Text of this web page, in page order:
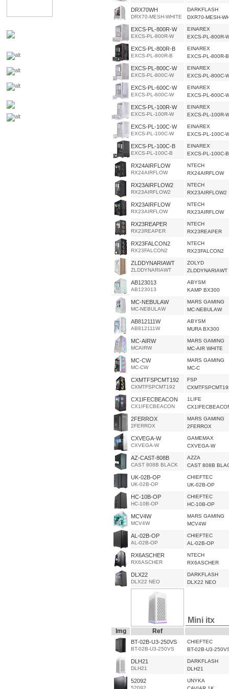
DRX70WH
DRX70-MESH-WHITE
DARKFLASH
DXR70-MESH-
EXCS-PL-800R-W
EXCS-PL-800R-W
EINAREX
EXCS-PL-800R-
EXCS-PL-800R-B
EXCS-PL-800R-B
EINAREX
EXCS-PL-800R-B
EXCS-PL-800C-W
EXCS-PL-800C-W
EINAREX
EXCS-PL-800C-
EXCS-PL-600C-W
EXCS-PL-600C-W
EINAREX
EXCS-PL-600C-
EXCS-PL-100R-W
EXCS-PL-100R-W
EINAREX
EXCS-PL-100R-
EXCS-PL-100C-W
EXCS-PL-100C-W
EINAREX
EXCS-PL-100C-
EXCS-PL-100C-B
EXCS-PL-100C-B
EINAREX
EXCS-PL-100C-B
RX24AIRFLOW
RX24AIRFLOW
NTECH
RX24AIRFLOW
RX23AIRFLOW2
RX23AIRFLOW2
NTECH
RX23AIRFLOW2
RX23AIRFLOW
RX23AIRFLOW
NTECH
RX23AIRFLOW
RX23REAPER
RX23REAPER
NTECH
RX23REAPER
RX23FALCON2
RX23FALCON2
NTECH
RX23FALCON2
ZLDDYNARIAWT
ZLDDYNARIAWT
ZOLYD
ZLDDYNARIAWT
AB123013
AB123013
ABYSM
KAMP BX300
MC-NEBULAW
MC-NEBULAW
MARS GAMING
MC-NEBULAW
AB812111W
AB812111W
ABYSM
MURA BX300
MC-AIRW
MCAIRW
MARS GAMING
MC-AIR WHITE
MC-CW
MC-CW
MARS GAMING
MC-C
CXMTFSPCMT192
CXMTFSPCMT192
FSP
CX1IFECBEACON
CX1IFECBEACON
1LIFE
2FERROX
2FERROX
MARS GAMING
2FERROX
CXVEGA-W
CXVEGA-W
GAMEMAX
CXVEGA-W
AZ-CAST-808B
CAST 808B BLACK
AZZA
CAST 808B
UK-02B-OP
UK-02B-OP
CHIEFTEC
UK-02B-OP
HC-10B-OP
HC-10B-OP
CHIEFTEC
HC-10B-OP
MCV4W
MCV4W
MARS GAMING
MCV4W
AL-02B-OP
AL-02B-OP
CHIEFTEC
AL-02B-OP
RX6ASCHER
RX6ASCHER
NTECH
RX6ASCHER
DLX22
DLX22 NEO
DARKFLASH
DLX22 NEO
Mini itx
Img Ref
BT-02B-U3-250VS
BT-02B-U3-250VS
CHIEFTEC
BT-02B-U3-
DLH21
DLH21
DARKFLASH
DLH21
52092
52092
UNYKA